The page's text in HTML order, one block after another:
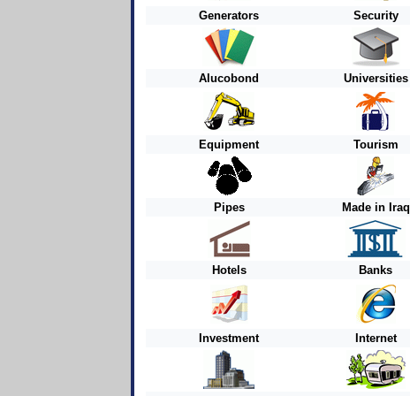
Generators Security
Alucobond Universities
Equipment Tourism
Pipes Made in Iraq
Hotels Banks
Investment Internet